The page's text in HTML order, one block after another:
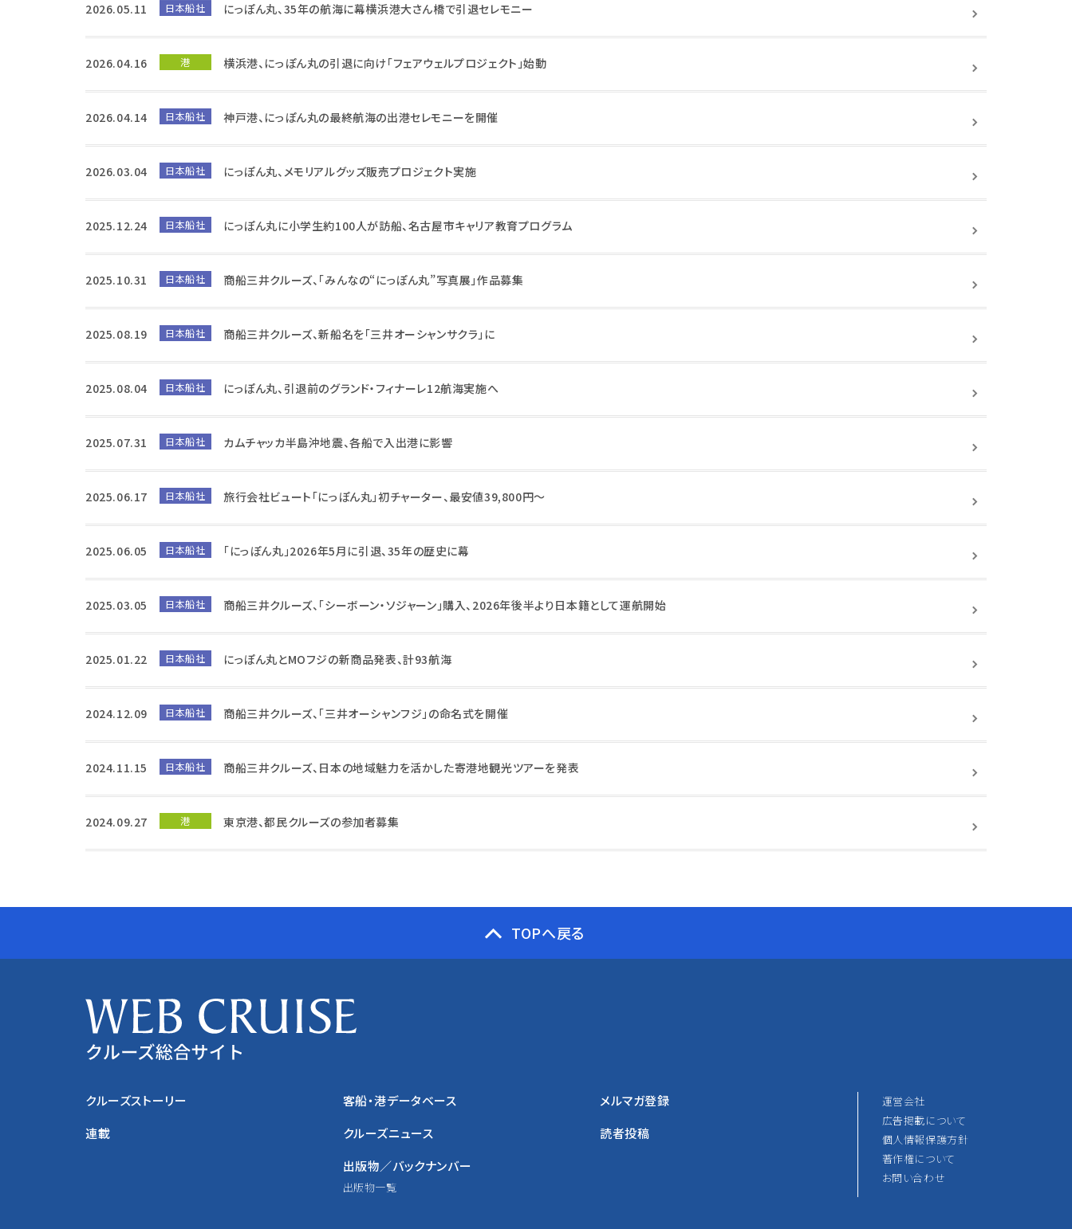
2026.05.11 日本船社 にっぽん丸、35年の航海に幕横浜港大さん橋で引退セレモニー
2026.04.16 港 横浜港、にっぽん丸の引退に向け「フェアウェルプロジェクト」始動
2026.04.14 日本船社 神戸港、にっぽん丸の最終航海の出港セレモニーを開催
2026.03.04 日本船社 にっぽん丸、メモリアルグッズ販売プロジェクト実施
2025.12.24 日本船社 にっぽん丸に小学生約100人が訪船、名古屋市キャリア教育プログラム
2025.10.31 日本船社 商船三井クルーズ、「みんなの“にっぽん丸”写真展」作品募集
2025.08.19 日本船社 商船三井クルーズ、新船名を「三井オーシャンサクラ」に
2025.08.04 日本船社 にっぽん丸、引退前のグランド・フィナーレ12航海実施へ
2025.07.31 日本船社 カムチャッカ半島沖地震、各船で入出港に影響
2025.06.17 日本船社 旅行会社ビュート「にっぽん丸」初チャーター、最安値39,800円～
2025.06.05 日本船社 「にっぽん丸」2026年5月に引退、35年の歴史に幕
2025.03.05 日本船社 商船三井クルーズ、「シーボーン・ソジャーン」購入、2026年後半より日本籍として運航開始
2025.01.22 日本船社 にっぽん丸とMOフジの新商品発表、計93航海
2024.12.09 日本船社 商船三井クルーズ、「三井オーシャンフジ」の命名式を開催
2024.11.15 日本船社 商船三井クルーズ、日本の地域魅力を活かした寄港地観光ツアーを発表
2024.09.27 港 東京港、都民クルーズの参加者募集
TOPへ戻る
クルーズストーリー
連載
客船・港データベース
クルーズニュース
出版物／バックナンバー
出版物一覧
メルマガ登録
読者投稿
運営会社
広告掲載について
個人情報保護方針
著作権について
お問い合わせ